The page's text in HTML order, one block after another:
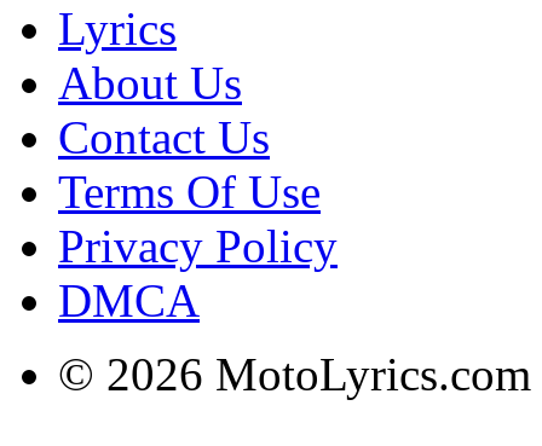
Lyrics
About Us
Contact Us
Terms Of Use
Privacy Policy
DMCA
© 2026 MotoLyrics.com